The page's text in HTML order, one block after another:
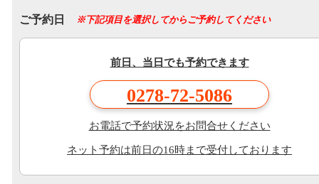
ご予約日 ※下記項目を選択してからご予約してください
前日、当日でも予約できます
0278-72-5086
お電話で予約状況をお問合せください
ネット予約は前日の16時まで受付しております